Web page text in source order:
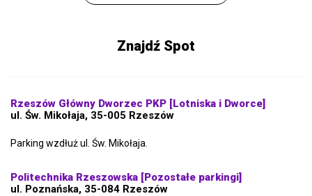
Znajdź Spot
Rzeszów Główny Dworzec PKP [Lotniska i Dworce]
ul. Św. Mikołaja, 35-005 Rzeszów
Parking wzdłuż ul. Św. Mikołaja.
Politechnika Rzeszowska [Pozostałe parkingi]
ul. Poznańska, 35-084 Rzeszów